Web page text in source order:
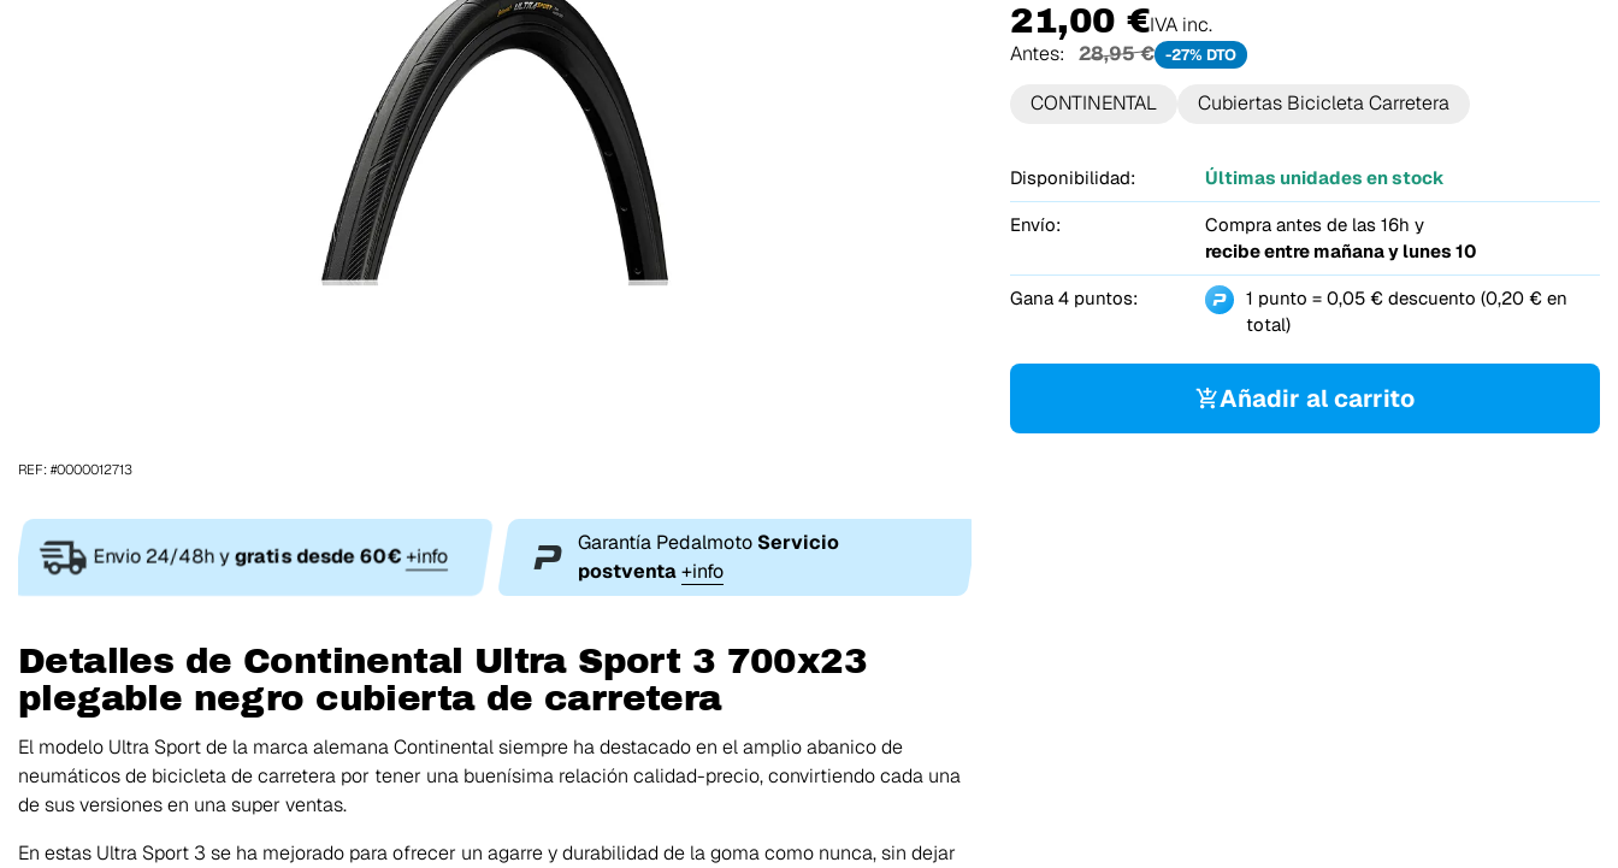
21,00 €IVA inc.
Antes:
28,95 € -27% DTO
CONTINENTAL Cubiertas Bicicleta Carretera
Disponibilidad: Últimas unidades en stock
Envío:
Compra antes de las 16h y
recibe entre mañana y lunes 10
Gana 4 puntos:
1 punto = 0,05 € descuento (0,20 € en
total)
Añadir al carrito
REF: #0000012713
Envio 24/48h ygratis desde 60€ +info
Garantía Pedalmoto Servicio
postventa +info
Detalles de Continental Ultra Sport 3 700x23
plegable negro cubierta de carretera
El modelo Ultra Sport de la marca alemanaContinentalsiempre ha destacado en el amplio abanico de
neumáticos de bicicleta de carretera por tener una buenísima relación calidad-precio, convirtiendo cada una
de sus versiones en una super ventas.
En estas Ultra Sport 3 se ha mejorado para ofrecer un agarre y durabilidad de la goma como nunca, sin dejar